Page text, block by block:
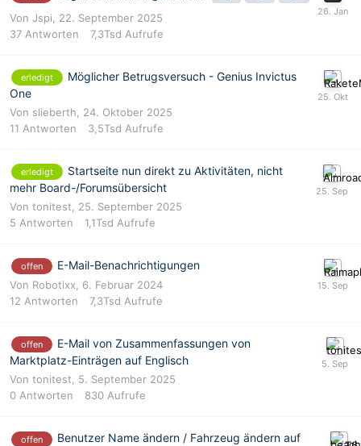
Von Jspi
22. September 2025
37 Antworten 7,3Tsd Aufrufe
erledigt
Möglicher Betrugsversuch - Genius Invictus
One
Von slieberth
24. Oktober 2025
11 Antworten 3,5Tsd Aufrufe
erledigt
Startseite nun direkt zu Aktivitäten, nicht
mehr Board-/Forumsübersicht
Von tonitest
25. September 2025
5 Antworten 1,1Tsd Aufrufe
offen E-Mail-Benachrichtigungen
Von Robotixx, 6. Februar 2024
12 Antworten 7,3Tsd Aufrufe
offen
E-Mail von Zusammenfassungen von
Marktplatz-Einträgen auf Englisch
Von tonitest, 5. September 2025
0 Antworten 830 Aufrufe
offen
Benutzer Name ändern / Fahrzeug ändern auf